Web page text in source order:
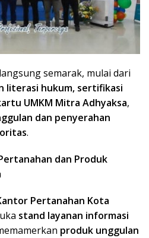
semarak, mulai dari
literasi hukum, sertifikasi
UMKM Mitra Adhyaksa,
dan penyerahan
.
dan Produk
Pertanahan Kota
stand layanan informasi
produk unggulan